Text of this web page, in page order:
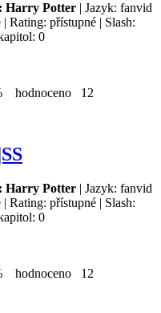
Harry Potter | Jazyk: fanvid
Rating: přístupné | Slash:
0
hodnoceno 12
Harry Potter | Jazyk: fanvid
Rating: přístupné | Slash:
0
hodnoceno 12